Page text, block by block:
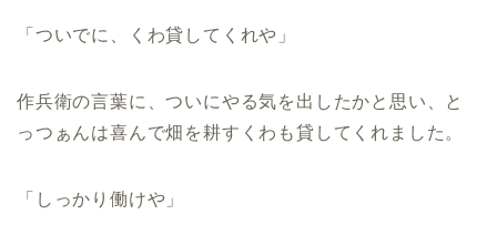
「ついでに、くわ貸してくれや」
作兵衛の言葉に、ついにやる気を出したかと思い、と
っつぁんは喜んで畑を耕すくわも貸してくれました。
「しっかり働けや」